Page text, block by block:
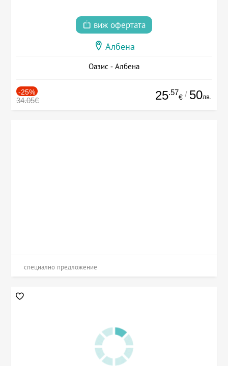
виж офертата
Албена
Оазис - Албена
-25%
34.05€ 25.57
€ / 50лв.
специално предложение